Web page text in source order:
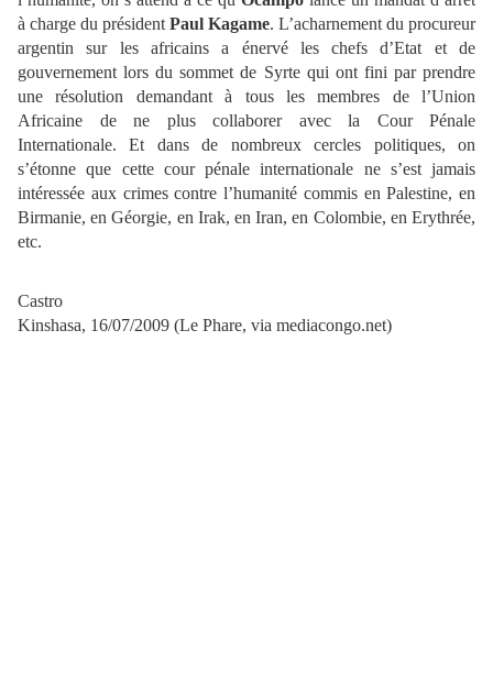
à charge du président Paul Kagame. L’acharnement du procureur
argentin sur les africains a énervé les chefs d’Etat et de
gouvernement lors du sommet de Syrte qui ont fini par prendre
une résolution demandant à tous les membres de l’Union
Africaine de ne plus collaborer avec la Cour Pénale
Internationale. Et dans de nombreux cercles politiques, on
s’étonne que cette cour pénale internationale ne s’est jamais
intéressée aux crimes contre l’humanité commis en Palestine, en
Birmanie, en Géorgie, en Irak, en Iran, en Colombie, en Erythrée,
etc.
Castro
Kinshasa, 16/07/2009 (Le Phare, via mediacongo.net)